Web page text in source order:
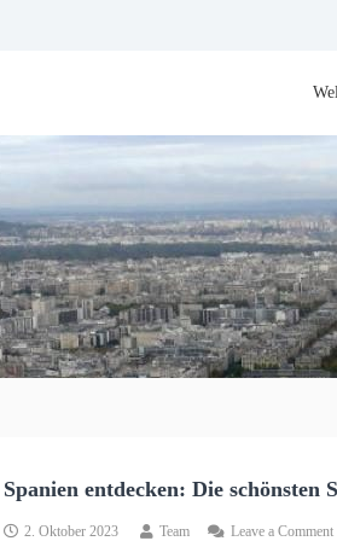
Spanien entdecken: Die schönsten
2. Oktober 2023 Team Leave a Comment